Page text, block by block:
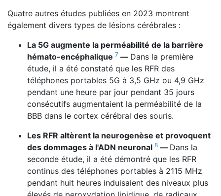
Quatre autres études publiées en 2023 montrent
également divers types de lésions cérébrales :
La 5G augmente la perméabilité de la barrière
hémato-encéphalique 7 — Dans la première
étude, il a été constaté que les RFR des
téléphones portables 5G à 3,5 GHz ou 4,9 GHz
pendant une heure par jour pendant 35 jours
consécutifs augmentaient la perméabilité de la
BBB dans le cortex cérébral des souris.
Les RFR altèrent la neurogenèse et provoquent
des dommages à l'ADN neuronal 8 — Dans la
seconde étude, il a été démontré que les RFR
continus des téléphones portables à 2115 MHz
pendant huit heures induisaient des niveaux plus